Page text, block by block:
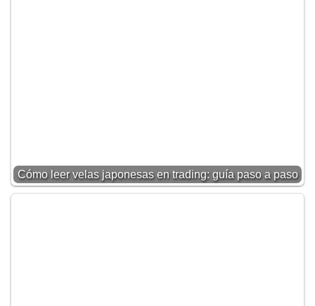
Cómo leer velas japonesas en trading: guía paso a paso